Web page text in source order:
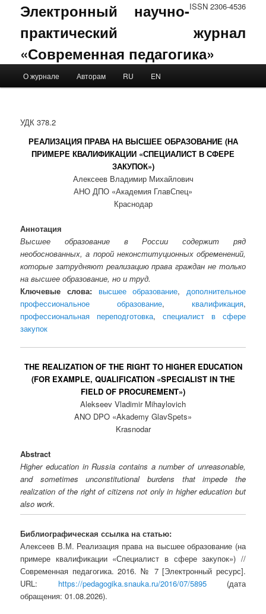
ISSN 2306-4536
Электронный научно-
практический журнал
«Современная педагогика»
Skip to primary content
Skip to secondary content
О журнале Авторам RU EN
УДК 378.2
РЕАЛИЗАЦИЯ ПРАВА НА ВЫСШЕЕ ОБРАЗОВАНИЕ (НА
ПРИМЕРЕ КВАЛИФИКАЦИИ «СПЕЦИАЛИСТ В СФЕРЕ
ЗАКУПОК»)
Алексеев Владимир Михайлович
АНО ДПО «Академия ГлавСпец»
Краснодар
Аннотация
Высшее образование в России содержит ряд
необоснованных, а порой неконституционных обременений,
которые затрудняют реализацию права граждан не только
на высшее образование, но и труд.
Ключевые слова:
высшее образование, дополнительное
профессиональное образование, квалификация,
профессиональная переподготовка,специалист в сфере
закупок
THE REALIZATION OF THE RIGHT TO HIGHER EDUCATION
(FOR EXAMPLE, QUALIFICATION «SPECIALIST IN THE
FIELD OF PROCUREMENT»)
Alekseev Vladimir Mihaylovich
ANO DPO «Akademy GlavSpets»
Krasnodar
Abstract
Higher education in Russia contains a number of unreasonable,
and sometimes unconstitutional burdens that impede the
realization of the right of citizens not only in higher education but
also work.
Библиографическая ссылка на статью:
Алексеев В.М. Реализация права на высшее образование (на
примере квалификации «Специалист в сфере закупок») //
Современная педагогика. 2016. № 7 [Электронный ресурс].
URL: https://pedagogika.snauka.ru/2016/07/5895(дата
обращения: 01.08.2026).